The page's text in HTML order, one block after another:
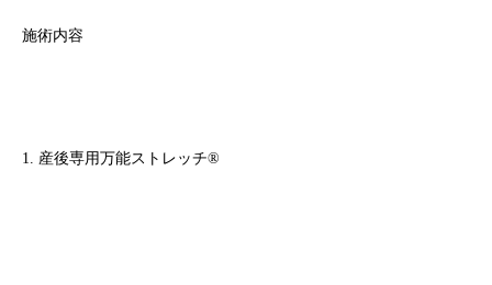
施術内容
1. 産後専用万能ストレッチ®